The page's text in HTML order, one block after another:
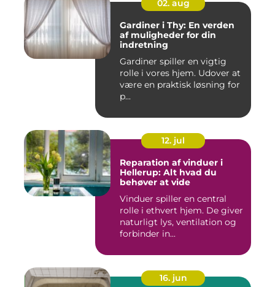
02. aug
Gardiner i Thy: En verden
af muligheder for din
indretning
Gardiner spiller en vigtig
rolle i vores hjem. Udover at
være en praktisk løsning for
p...
12. jul
Reparation af vinduer i
Hellerup: Alt hvad du
behøver at vide
Vinduer spiller en central
rolle i ethvert hjem. De giver
naturligt lys, ventilation og
forbinder in...
16. jun